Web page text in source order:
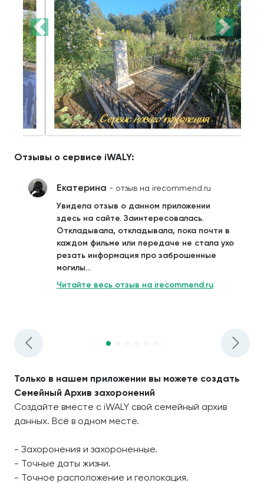
Отзывы о сервисе iWALY:
Екатерина - отзыв на irecommend.ru
Увидела отзыв о данном приложении
здесь на сайте. Заинтересовалась.
Откладывала, откладывала, пока почти в
каждом фильме или передаче не стала ухо
резать информация про заброшенные
могилы...
Читайте весь отзыв на irecommend.ru
Только в нашем приложении вы можете создать
Семейный Архив захоронений
Создайте вместе с iWALY свой семейный архив
данных. Всё в одном месте.
- Захоронения и захороненные.
- Точные даты жизни.
- Точное расположение и геолокация.